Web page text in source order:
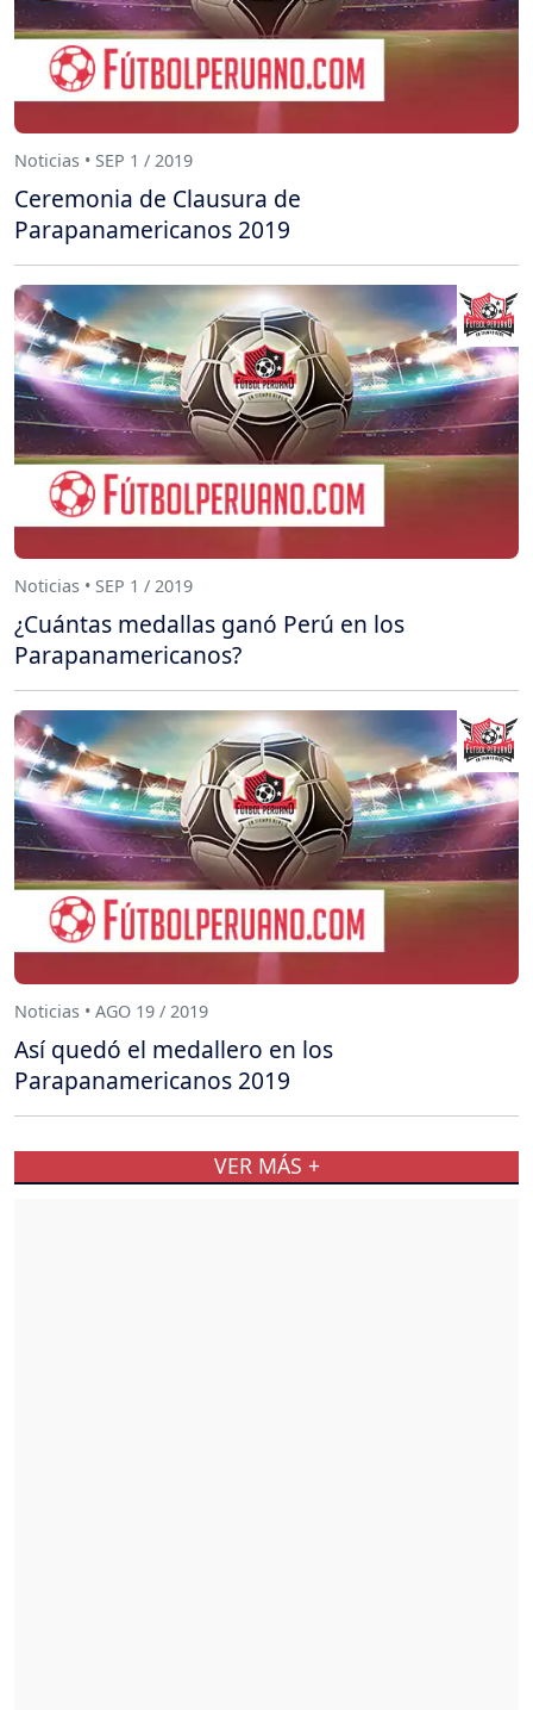
Noticias • SEP 1 / 2019
Ceremonia de Clausura de
Parapanamericanos 2019
Noticias • SEP 1 / 2019
¿Cuántas medallas ganó Perú en los
Parapanamericanos?
Noticias • AGO 19 / 2019
Así quedó el medallero en los
Parapanamericanos 2019
VER MÁS +